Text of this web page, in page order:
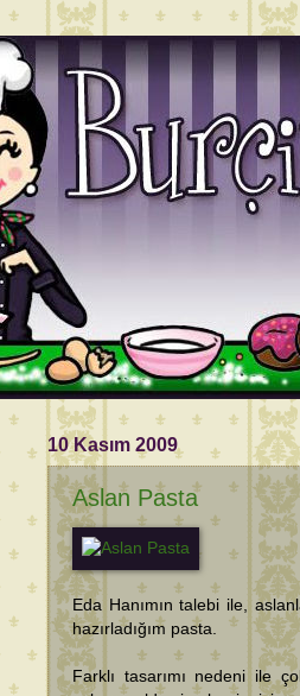
10 Kasım 2009
Aslan Pasta
Eda Hanımın talebi ile,
hazırladığım pasta.
Farklı tasarımı nedeni ile